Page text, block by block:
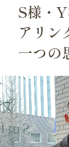
S様・
アリン
一つの